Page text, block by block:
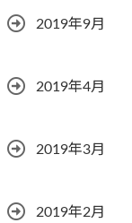
2019年9月
2019年4月
2019年3月
2019年2月